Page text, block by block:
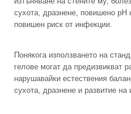
сухота, дразнене, повишено
повишен риск от инфекции.
Понякога използването на
гелове могат да предизвикват
нарушавайки естествения
сухота, дразнене и развитие на